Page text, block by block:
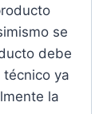
se
debe
ya
la